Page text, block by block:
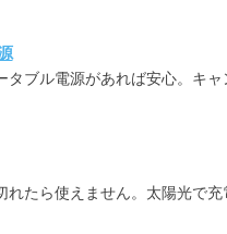
タブル電源があれば安心。キャ
れたら使えません。太陽光で充